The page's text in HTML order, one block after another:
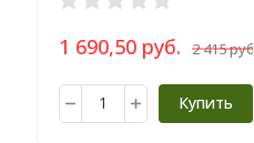
1 690,50 руб. 2 415 руб.
Купить